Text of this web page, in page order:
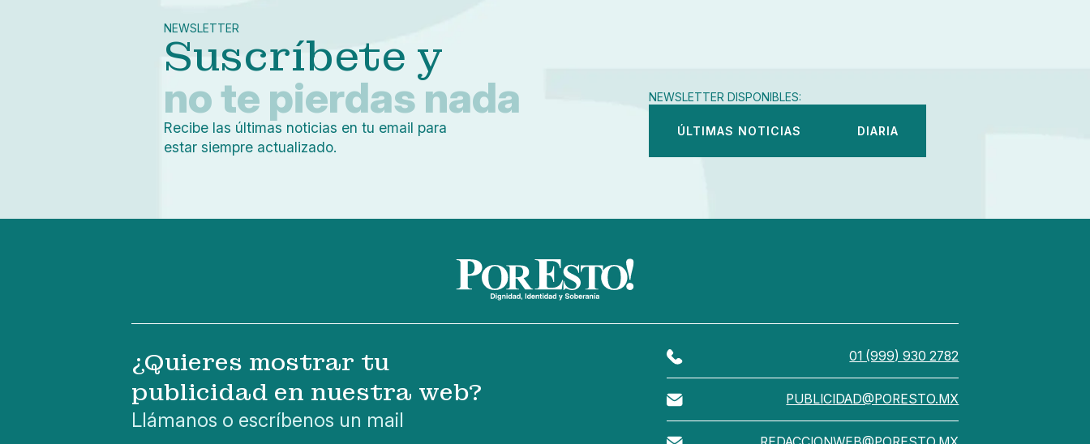
NEWSLETTER
Suscríbete y
no te pierdas nada
Recibe las últimas noticias en tu email para
estar siempre actualizado.
NEWSLETTER DISPONIBLES:
ÚLTIMAS NOTICIAS DIARIA
¿Quieres mostrar tu
publicidad en nuestra web?
Llámanos o escríbenos un mail
01 (999) 930 2782
PUBLICIDAD@PORESTO.MX